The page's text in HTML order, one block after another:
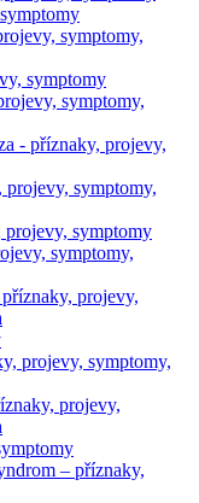
symptomy,
symptomy
symptomy,
- příznaky, projevy,
symptomy,
symptomy
symptomy,
projevy,
projevy, symptomy,
projevy,
– příznaky,